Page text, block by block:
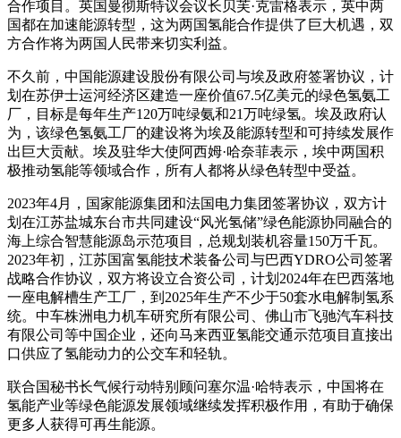
合作项目。英国曼彻斯特议会议长贝芙·克雷格表示，英中两
国都在加速能源转型，这为两国氢能合作提供了巨大机遇，双
方合作将为两国人民带来切实利益。
不久前，中国能源建设股份有限公司与埃及政府签署协议，计
划在苏伊士运河经济区建造一座价值67.5亿美元的绿色氢氨工
厂，目标是每年生产120万吨绿氨和21万吨绿氢。埃及政府认
为，该绿色氢氨工厂的建设将为埃及能源转型和可持续发展作
出巨大贡献。埃及驻华大使阿西姆·哈奈菲表示，埃中两国积
极推动氢能等领域合作，所有人都将从绿色转型中受益。
2023年4月，国家能源集团和法国电力集团签署协议，双方计
划在江苏盐城东台市共同建设“风光氢储”绿色能源协同融合的
海上综合智慧能源岛示范项目，总规划装机容量150万千瓦。
2023年初，江苏国富氢能技术装备公司与巴西YDRO公司签署
战略合作协议，双方将设立合资公司，计划2024年在巴西落地
一座电解槽生产工厂，到2025年生产不少于50套水电解制氢系
统。中车株洲电力机车研究所有限公司、佛山市飞驰汽车科技
有限公司等中国企业，还向马来西亚氢能交通示范项目直接出
口供应了氢能动力的公交车和轻轨。
联合国秘书长气候行动特别顾问塞尔温·哈特表示，中国将在
氢能产业等绿色能源发展领域继续发挥积极作用，有助于确保
更多人获得可再生能源。